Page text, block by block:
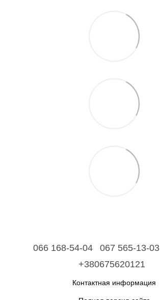
066 168-54-04 067 565-13-03
+380675620121
Контактная информация